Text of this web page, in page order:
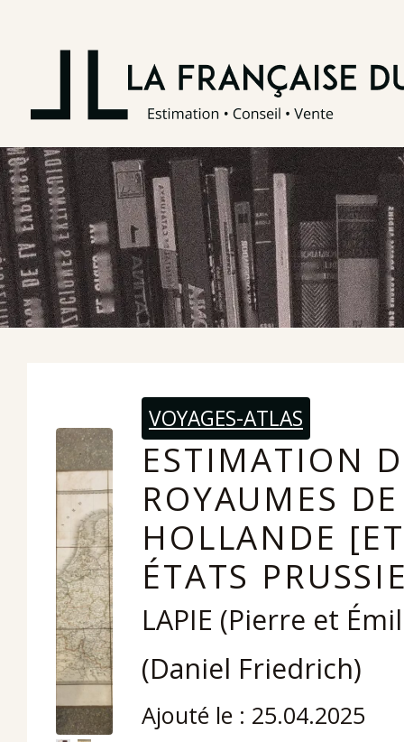
VOYAGES-ATLAS
ESTIMATION
ROYAUMES
HOLLANDE
ÉTATS
LAPIE (Pierre et
(Daniel Friedrich)
Ajouté le : 25.04.2025